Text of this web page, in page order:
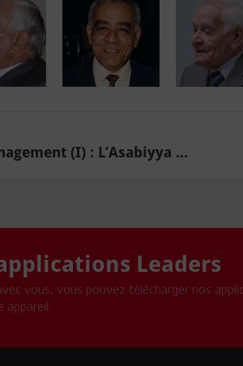
(I) : L’Asabiyya ...
Leaders
vous, vous pouvez télécharger nos
appareil.